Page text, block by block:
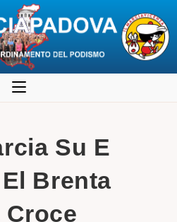
Su E
Brenta
Croce